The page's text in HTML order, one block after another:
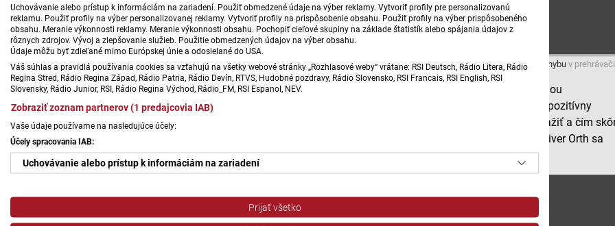
Uchovávanie alebo prístup k informáciám na zariadení. Použiť obmedzené údaje na výber reklamy. Vytvoriť profily pre personalizovanú
reklamu. Použiť profily na výber personalizovanej reklamy. Vytvoriť profily na prispôsobenie obsahu. Použiť profily na výber prispôsobeného
obsahu. Meranie výkonnosti reklamy. Meranie výkonnosti obsahu. Pochopiť cieľové skupiny na základe štatistík alebo spájania údajov z
rôznych zdrojov. Vývoj a zlepšovanie služieb. Použitie obmedzených údajov na výber obsahu.
Údaje môžu byť zdieľané mimo Európskej únie a odosielané do USA.
Váš súhlas a pravidlá používania cookies sa vzťahujú na všetky webové stránky „Rozhlasové weby“ vrátane: RSI Deutsch, Rádio Litera, Rádio
Regina Stred, Rádio Regina Západ, Rádio Patria, Rádio Devín, RTVS, Hudobné pozdravy, Rádio Slovensko, RSI Francais, RSI English, RSI
Slovensky, Rádio Junior, RSI, Rádio Regina Východ, Rádio_FM, RSI Espanol, NEV.
Zobraziť zoznam partnerov (1 predajcovia IAB)
Vaše údaje používame na nasledujúce účely:
Účely spracovania IAB:
Uchovávanie alebo prístup k informáciám na zariadení
Vytvoriť profily pre personalizovanú reklamu
Prijať všetko
Streda
Máte problém s prehrávaním? Nahláste nám chybu v
Tento týždeň sa v cykle Na vlastné nohy s Mariannou
Ďuranovou rozprávame o strachu. Poznáte pojem pozitívny
strach lebo pozitívny stres? Áno, z obáv vieme vyťažiť a čím
sa to naučíme, tým asi lepšie... vedia to i mladí? Oliver Orth sa
pýtal.